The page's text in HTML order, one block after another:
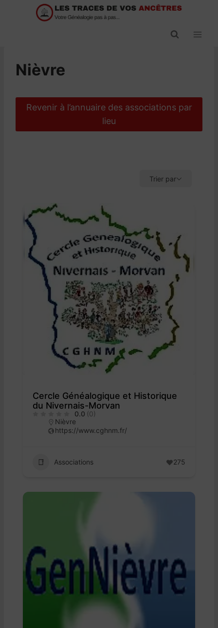
Nièvre
Revenir à l’annuaire des associations par
lieu
Trier par
Cercle Généalogique et Historique
du Nivernais-Morvan
0.0 (0)
Nièvre
https://www.cghnm.fr/
Associations 275